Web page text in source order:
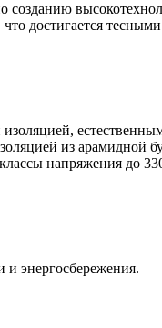
созданию
достигается
из
напряжения до
и энергосбережения.